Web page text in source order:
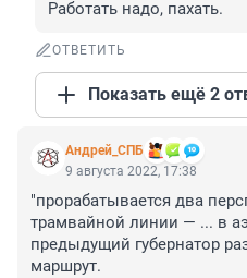
Работать надо, пахать.
ОТВЕТИТЬ
Показать ещё 2
Андрей_СПБ
9 августа 2022, 17:38
"прорабатывается два
трамвайной линии — ... в
предыдущий губернатор
маршрут.